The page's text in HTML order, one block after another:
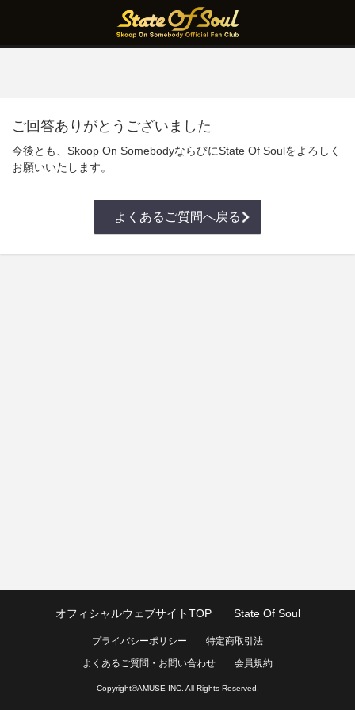
ご回答ありがとうございました
今後とも、Skoop On SomebodyならびにState Of Soulをよろしく
お願いいたします。
よくあるご質問へ戻る
オフィシャルウェブサイトTOP State Of Soul
プライバシーポリシー
特定商取引法
よくあるご質問・お問い合わせ
会員規約
Copyright©AMUSE INC. All Rights Reserved.